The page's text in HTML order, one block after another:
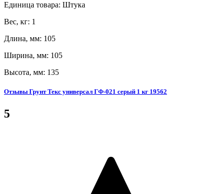
Единица товара: Штука
Вес, кг: 1
Длина, мм: 105
Ширина, мм: 105
Высота, мм: 135
Отзывы Грунт Текс универсал ГФ-021 серый 1 кг 19562
5